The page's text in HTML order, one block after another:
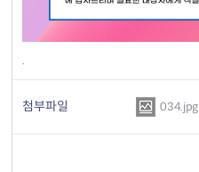
.
첨부파일 034.jpg